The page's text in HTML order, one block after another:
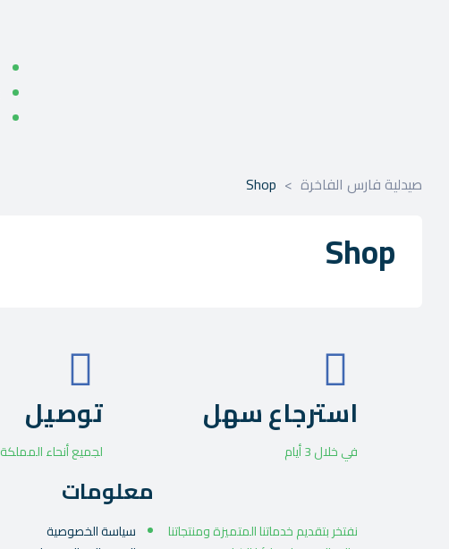
صيدلية فارس الفاخرة >
Shop
Shop
استرجاع سهل
في خلال 3 أيام
توصيل
لجميع أنحاء المملكة
ﻧﻔﺘﺨﺮ ﺑﺘﻘﺪﻳﻢ ﺧﺪﻣﺎﺗﻨﺎ اﻟﻤﺘﻤﻴﺰة وﻣﻨﺘﺠﺎﺗﻨﺎ
معلومات
سياسة الخصوصية